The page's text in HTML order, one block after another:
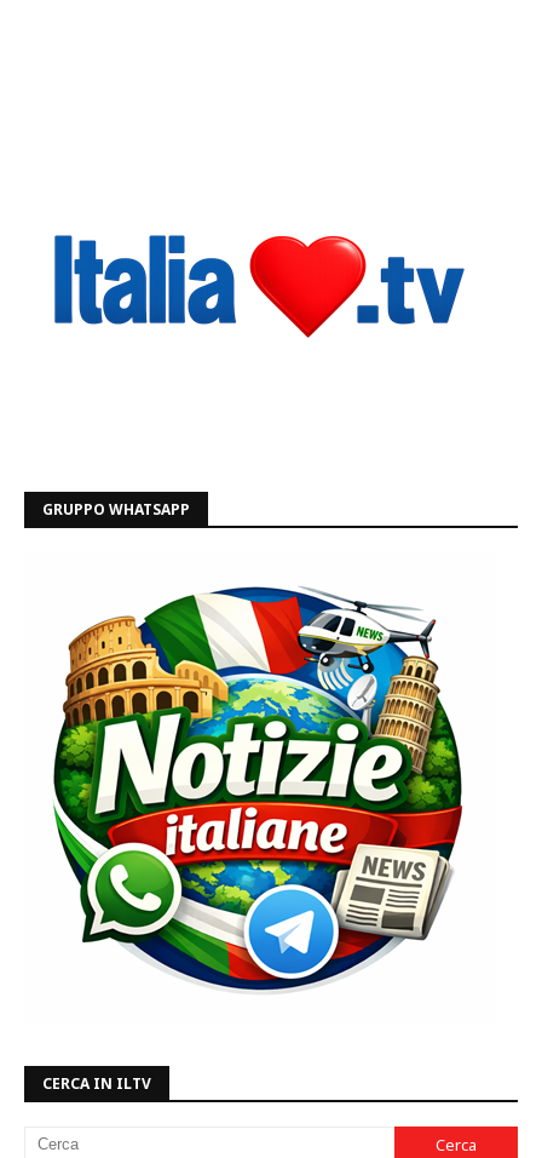
GRUPPO WHATSAPP
CERCA IN ILTV